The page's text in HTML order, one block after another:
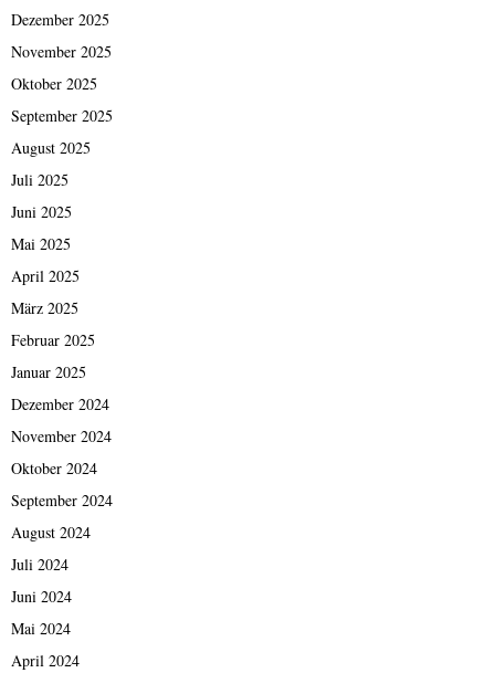
Dezember 2025
November 2025
Oktober 2025
September 2025
August 2025
Juli 2025
Juni 2025
Mai 2025
April 2025
März 2025
Februar 2025
Januar 2025
Dezember 2024
November 2024
Oktober 2024
September 2024
August 2024
Juli 2024
Juni 2024
Mai 2024
April 2024